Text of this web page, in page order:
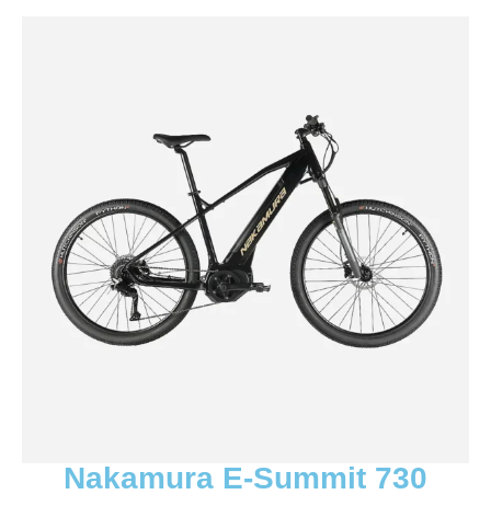
Nakamura E-Summit 730